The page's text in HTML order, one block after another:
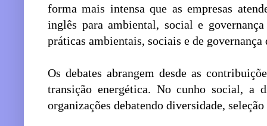
forma mais intensa que as empresas
inglês para ambiental, social e
práticas ambientais, sociais e de governança
Os debates abrangem desde as
transição energética. No cunho social, a
organizações debatendo diversidade,